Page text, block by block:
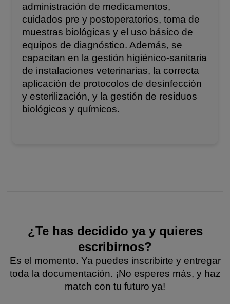
administración de medicamentos,
cuidados pre y postoperatorios, toma de
muestras biológicas y el uso básico de
equipos de diagnóstico. Además, se
capacitan en la gestión higiénico-sanitaria
de instalaciones veterinarias, la correcta
aplicación de protocolos de desinfección
y esterilización, y la gestión de residuos
biológicos y químicos.
¿Te has decidido ya y quieres
escribirnos?
Es el momento. Ya puedes inscribirte y entregar
toda la documentación. ¡No esperes más, y haz
match con tu futuro ya!